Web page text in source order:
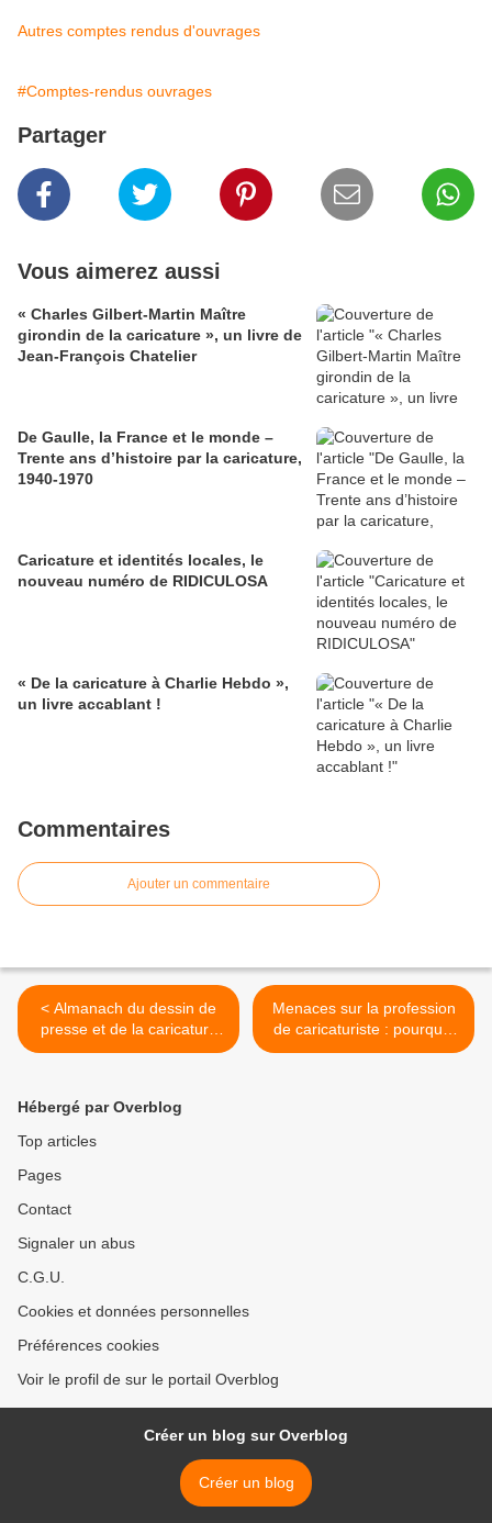
Autres comptes rendus d'ouvrages
#Comptes-rendus ouvrages
Partager
Vous aimerez aussi
« Charles Gilbert-Martin Maître
girondin de la caricature », un livre de
Jean-François Chatelier
De Gaulle, la France et le monde –
Trente ans d’histoire par la caricature,
1940-1970
Caricature et identités locales, le
nouveau numéro de RIDICULOSA
« De la caricature à Charlie Hebdo »,
un livre accablant !
Commentaires
Ajouter un commentaire
< Almanach du dessin de
presse et de la caricature
2010
Menaces sur la profession
de caricaturiste : pourquoi
l'indifférence ?, par Gaël
Hébergé par Overblog
Top articles
Pages
Contact
Signaler un abus
C.G.U.
Cookies et données personnelles
Préférences cookies
Voir le profil de sur le portail Overblog
Créer un blog sur Overblog
Créer un blog